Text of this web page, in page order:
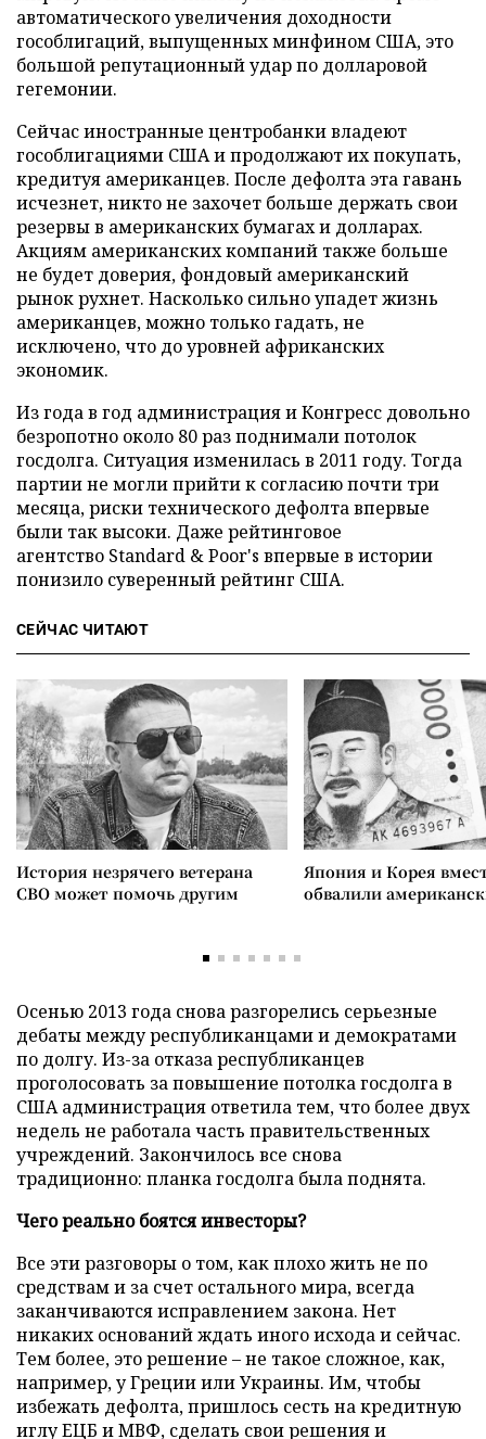
автоматического увеличения доходности
гособлигаций, выпущенных минфином США, это
большой репутационный удар по долларовой
гегемонии.
Сейчас иностранные центробанки владеют
гособлигациями США и продолжают их покупать,
кредитуя американцев. После дефолта эта гавань
исчезнет, никто не захочет больше держать свои
резервы в американских бумагах и долларах.
Акциям американских компаний также больше
не будет доверия, фондовый американский
рынок рухнет. Насколько сильно упадет жизнь
американцев, можно только гадать, не
исключено, что до уровней африканских
экономик.
Из года в год администрация и Конгресс довольно
безропотно около 80 раз поднимали потолок
госдолга. Ситуация изменилась в 2011 году. Тогда
партии не могли прийти к согласию почти три
месяца, риски технического дефолта впервые
были так высоки. Даже рейтинговое
агентство Standard & Poor's впервые в истории
понизило суверенный рейтинг США.
СЕЙЧАС ЧИТАЮТ
История незрячего ветерана
СВО может помочь другим
Япония и Корея
обвалили
Осенью 2013 года снова разгорелись серьезные
дебаты между республиканцами и демократами
по долгу. Из-за отказа республиканцев
проголосовать за повышение потолка госдолга в
США администрация ответила тем, что более двух
недель не работала часть правительственных
учреждений. Закончилось все снова
традиционно: планка госдолга была поднята.
Чего реально боятся инвесторы?
Все эти разговоры о том, как плохо жить не по
средствам и за счет остального мира, всегда
заканчиваются исправлением закона. Нет
никаких оснований ждать иного исхода и сейчас.
Тем более, это решение – не такое сложное, как,
например, у Греции или Украины. Им, чтобы
избежать дефолта, пришлось сесть на кредитную
иглу ЕЦБ и МВФ, сделать свои решения и